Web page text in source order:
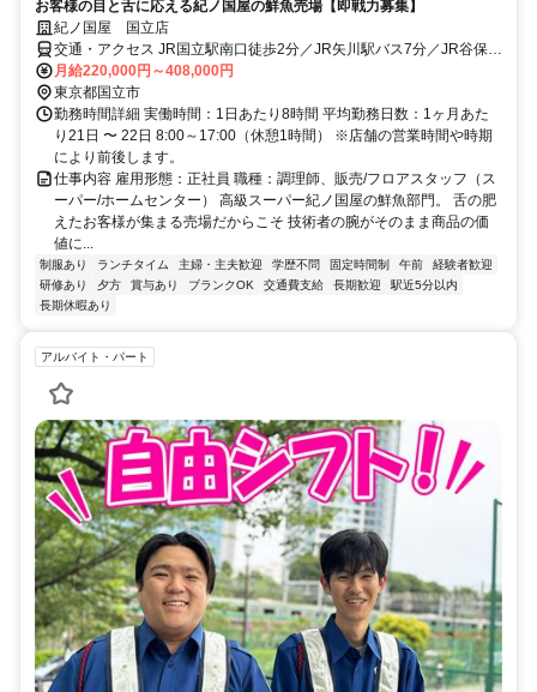
お客様の目と舌に応える紀ノ国屋の鮮魚売場【即戦力募集】
紀ノ国屋 国立店
交通・アクセス JR国立駅南口徒歩2分／JR矢川駅バス7分／JR谷保駅
バス5分
月給220,000円～408,000円
東京都国立市
勤務時間詳細 実働時間：1日あたり8時間 平均勤務日数：1ヶ月あた
り21日 〜 22日 8:00～17:00（休憩1時間） ※店舗の営業時間や時期
により前後します。
仕事内容 雇用形態：正社員 職種：調理師、販売/フロアスタッフ（ス
ーパー/ホームセンター） 高級スーパー紀ノ国屋の鮮魚部門。 舌の肥
えたお客様が集まる売場だからこそ 技術者の腕がそのまま商品の価
値に...
制服あり ランチタイム 主婦・主夫歓迎 学歴不問 固定時間制 午前
経験者歓迎
研修あり
夕方 賞与あり ブランクOK 交通費支給 長期歓迎
駅近5分以内
長期休暇あり
アルバイト・パート